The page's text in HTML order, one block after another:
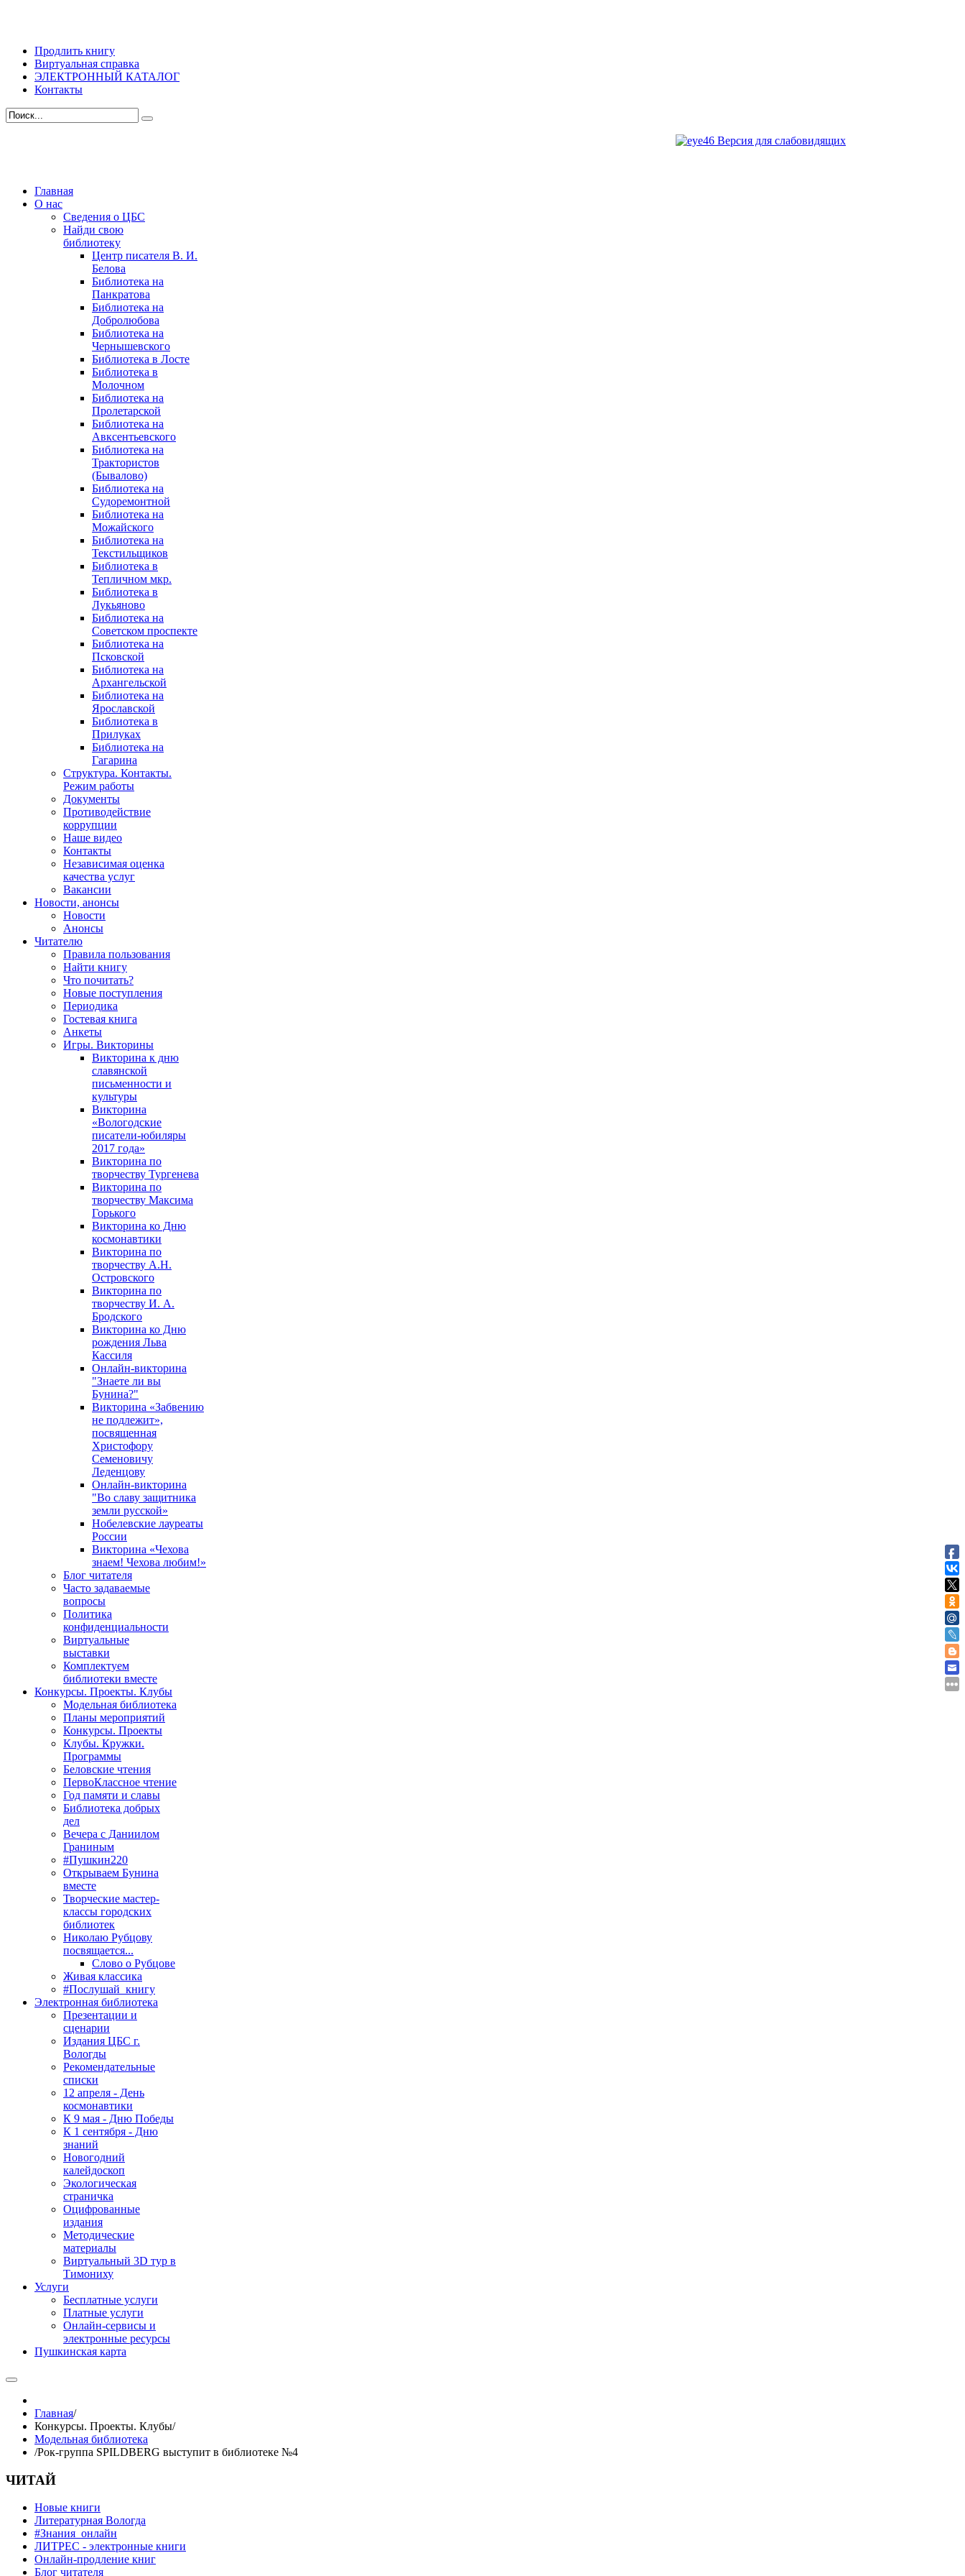
Продлить книгу
Виртуальная справка
ЭЛЕКТРОННЫЙ КАТАЛОГ
Контакты
Версия для слабовидящих
Главная
О нас
Сведения о ЦБС
Найди свою
библиотеку
Центр писателя В. И.
Белова
Библиотека на
Панкратова
Библиотека на
Добролюбова
Библиотека на
Чернышевского
Библиотека в Лосте
Библиотека в
Молочном
Библиотека на
Пролетарской
Библиотека на
Авксентьевского
Библиотека на
Трактористов
(Бывалово)
Библиотека на
Судоремонтной
Библиотека на
Можайского
Библиотека на
Текстильщиков
Библиотека в
Тепличном мкр.
Библиотека в
Лукьяново
Библиотека на
Советском проспекте
Библиотека на
Псковской
Библиотека на
Архангельской
Библиотека на
Ярославской
Библиотека в
Прилуках
Библиотека на
Гагарина
Структура. Контакты.
Режим работы
Документы
Противодействие
коррупции
Наше видео
Контакты
Независимая оценка
качества услуг
Вакансии
Новости, анонсы
Новости
Анонсы
Читателю
Правила пользования
Найти книгу
Что почитать?
Новые поступления
Периодика
Гостевая книга
Анкеты
Игры. Викторины
Викторина к дню
славянской
письменности и
культуры
Викторина
«Вологодские
писатели-юбиляры
2017 года»
Викторина по
творчеству Тургенева
Викторина по
творчеству Максима
Горького
Викторина ко Дню
космонавтики
Викторина по
творчеству А.Н.
Островского
Викторина по
творчеству И. А.
Бродского
Викторина ко Дню
рождения Льва
Кассиля
Онлайн-викторина
"Знаете ли вы
Бунина?"
Викторина «Забвению
не подлежит»,
посвященная
Христофору
Семеновичу
Леденцову
Онлайн-викторина
"Во славу защитника
земли русской»
Нобелевские лауреаты
России
Викторина «Чехова
знаем! Чехова любим!»
Блог читателя
Часто задаваемые
вопросы
Политика
конфиденциальности
Виртуальные
выставки
Комплектуем
библиотеки вместе
Конкурсы. Проекты. Клубы
Модельная библиотека
Планы мероприятий
Конкурсы. Проекты
Клубы. Кружки.
Программы
Беловские чтения
ПервоКлассное чтение
Год памяти и славы
Библиотека добрых
дел
Вечера с Даниилом
Граниным
#Пушкин220
Открываем Бунина
вместе
Творческие мастер-
классы городских
библиотек
Николаю Рубцову
посвящается...
Слово о Рубцове
Живая классика
#Послушай_книгу
Электронная библиотека
Презентации и
сценарии
Издания ЦБС г.
Вологды
Рекомендательные
списки
12 апреля - День
космонавтики
К 9 мая - Дню Победы
К 1 сентября - Дню
знаний
Новогодний
калейдоскоп
Экологическая
страничка
Оцифрованные
издания
Методические
материалы
Виртуальный 3D тур в
Тимониху
Услуги
Бесплатные услуги
Платные услуги
Онлайн-сервисы и
электронные ресурсы
Пушкинская карта
Главная/
Конкурсы. Проекты. Клубы/
Модельная библиотека
/Рок-группа SPILDBERG выступит в библиотеке №4
ЧИТАЙ
Новые книги
Литературная Вологда
#Знания_онлайн
ЛИТРЕС - электронные книги
Онлайн-продление книг
Блог читателя